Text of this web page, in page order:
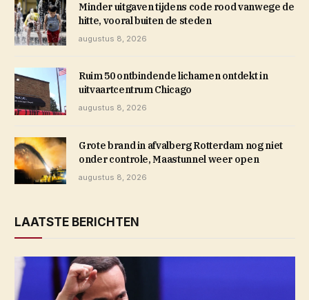
Minder uitgaven tijdens code rood vanwege de
hitte, vooral buiten de steden
augustus 8, 2026
Ruim 50 ontbindende lichamen ontdekt in
uitvaartcentrum Chicago
augustus 8, 2026
Grote brand in afvalberg Rotterdam nog niet
onder controle, Maastunnel weer open
augustus 8, 2026
LAATSTE BERICHTEN